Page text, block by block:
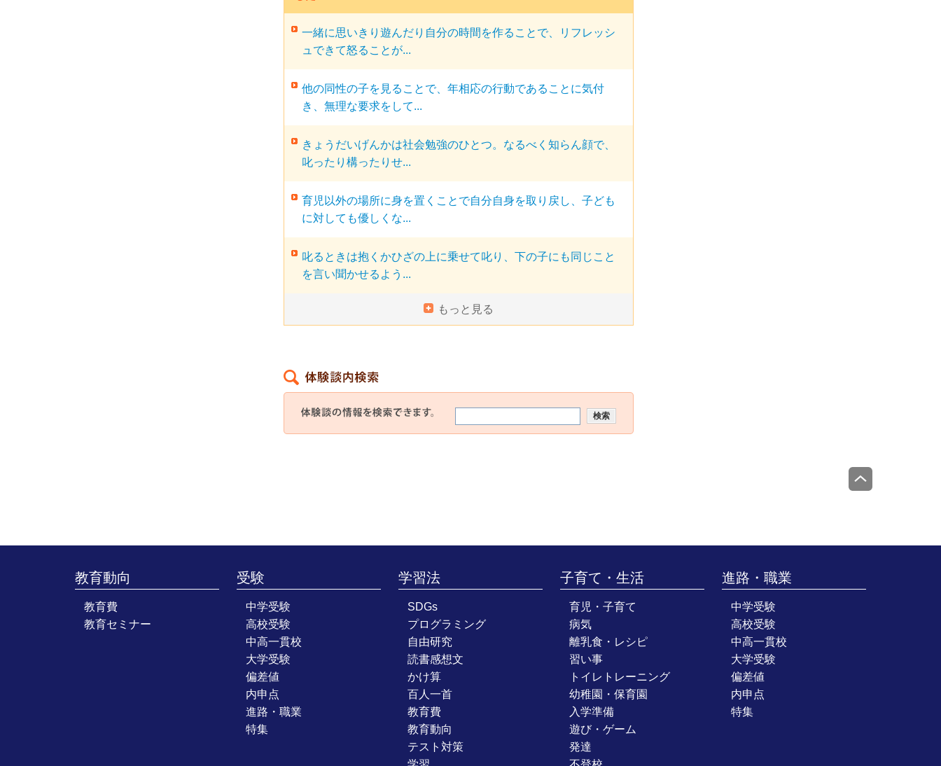
一緒に思いきり遊んだり自分の時間を作ることで、リフレッシ
ュできて怒ることが...
他の同性の子を見ることで、年相応の行動であることに気付
き、無理な要求をして...
きょうだいげんかは社会勉強のひとつ。なるべく知らん顔で、
叱ったり構ったりせ...
育児以外の場所に身を置くことで自分自身を取り戻し、子ども
に対しても優しくな...
叱るときは抱くかひざの上に乗せて叱り、下の子にも同じこと
を言い聞かせるよう...
もっと見る
教育動向
教育費
教育セミナー
受験
中学受験
高校受験
中高一貫校
大学受験
偏差値
内申点
進路・職業
特集
学習法
SDGs
プログラミング
自由研究
読書感想文
かけ算
百人一首
教育費
教育動向
テスト対策
子育て・生活
育児・子育て
病気
離乳食・レシピ
習い事
トイレトレーニング
幼稚園・保育園
入学準備
遊び・ゲーム
発達
進路・職業
中学受験
高校受験
中高一貫校
大学受験
偏差値
内申点
特集